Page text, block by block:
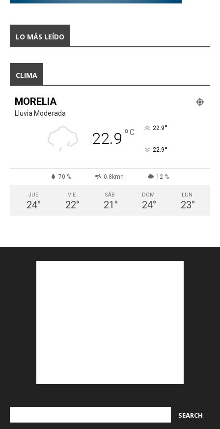
LO MÁS LEÍDO
CLIMA
MORELIA
Lluvia Moderada
22.9 °C 22.9°
22.9°
70 % 0.8kmh 12 %
JUE
24°
VIE
22°
SÁB
21 °
DOM
24°
LUN
23°